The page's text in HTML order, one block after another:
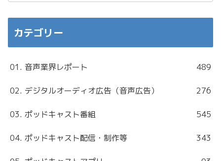
カテゴリー
01. 音声業界レポート 489
02. デジタルオーディオ広告（音声広告） 276
03. ポッドキャスト番組 545
04. ポッドキャスト配信・制作等 343